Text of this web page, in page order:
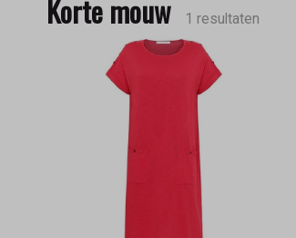
Korte mouw 1 resultaten